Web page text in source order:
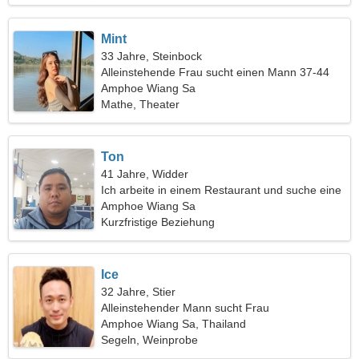
Mint
33 Jahre, Steinbock
Alleinstehende Frau sucht einen Mann 37-44
Amphoe Wiang Sa
Mathe, Theater
Ton
41 Jahre, Widder
Ich arbeite in einem Restaurant und suche eine
schüchterne Frau
Amphoe Wiang Sa
Kurzfristige Beziehung
Ice
32 Jahre, Stier
Alleinstehender Mann sucht Frau
Amphoe Wiang Sa, Thailand
Segeln, Weinprobe